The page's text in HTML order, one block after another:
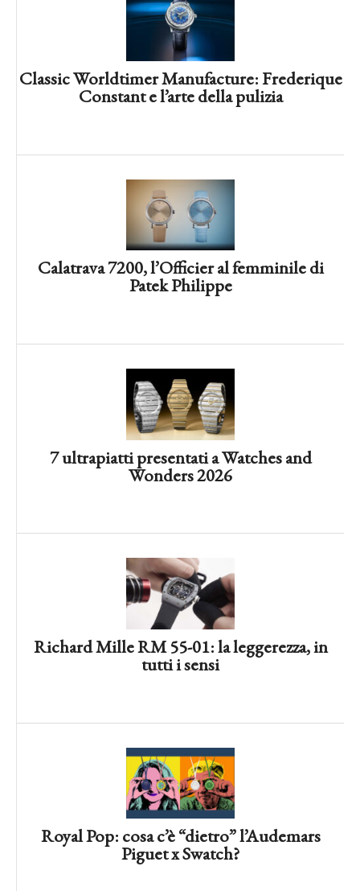
Classic Worldtimer Manufacture: Frederique
Constant e l’arte della pulizia
Calatrava 7200, l’Officier al femminile di
Patek Philippe
7 ultrapiatti presentati a Watches and
Wonders 2026
Richard Mille RM 55-01: la leggerezza, in
tutti i sensi
Royal Pop: cosa c’è “dietro” l’Audemars
Piguet x Swatch?